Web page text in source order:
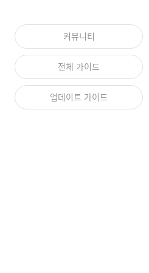
커뮤니티
전체 가이드
업데이트 가이드